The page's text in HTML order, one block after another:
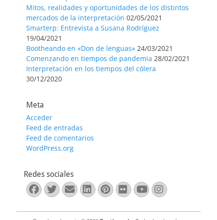
Mitos, realidades y oportunidades de los distintos
mercados de la interpretación 02/05/2021
Smarterp: Entrevista a Susana Rodríguez
19/04/2021
Bootheando en «Don de lenguas» 24/03/2021
Comenzando en tiempos de pandemia 28/02/2021
Interpretación en los tiempos del cólera
30/12/2020
Meta
Acceder
Feed de entradas
Feed de comentarios
WordPress.org
Redes sociales
Facebook
Twitter
Correo
electrónico
LinkedIn
Pinterest
FlickrYouTube